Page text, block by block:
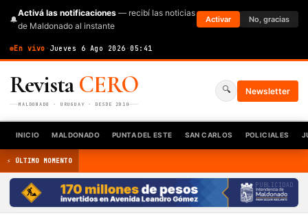
🔔
Activá las notificaciones — recibí las noticias
de Maldonado al instante
Activar No, gracias
En vivo · Jueves 6 Ago 2026 ·05:41
RevistaCERO
MALDONADO · URUGUAY · DESDE 2010
🔍 Newsletter
INICIO MALDONADO PUNTA DEL ESTE SAN CARLOS POLICIALES
⚡ ÚLTIMO MOMENTO
PUBLICIDAD